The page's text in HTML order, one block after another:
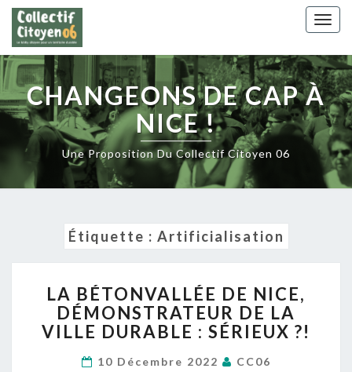
Skip
content
CHANGEONS DE CAP À
NICE !
Une Proposition Du Collectif Citoyen 06
Étiquette : Artificialisation
BÉTONVALLÉE
DE
NICE,
DE
LA BÉTONVALLÉE DE NICE,
DÉMONSTRATEUR DE LA
VILLE DURABLE : SÉRIEUX ?!
10 Décembre 2022 CC06